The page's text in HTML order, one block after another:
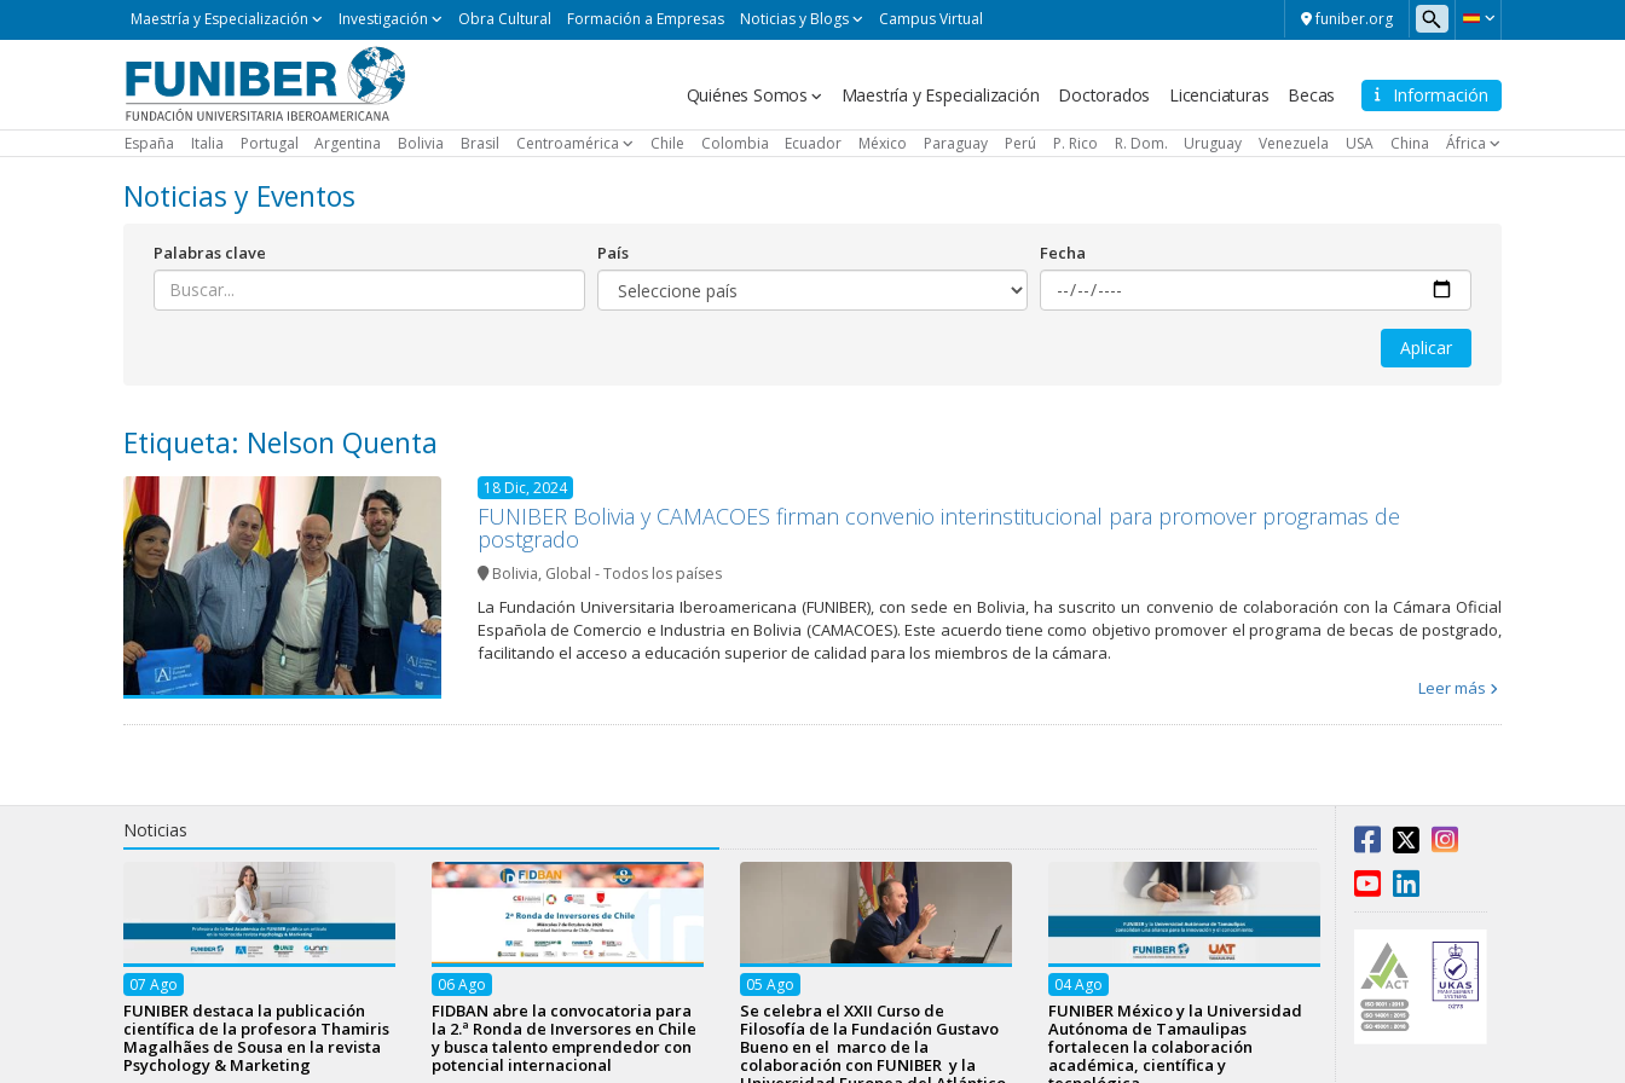
funiber.org
Maestría
Maestría y Especialización Investigación Obra Cultural Formación a Empresas Noticias y Blogs Campus Virtual
Información
Navegación
Quiénes Somos Maestría y Especialización Doctorados Licenciaturas Becas
España Italia Portugal Argentina Bolivia Brasil Centroamérica Chile Colombia Ecuador México Paraguay Perú P. Rico R. Dom. Uruguay Venezuela USA China África
Noticias y Eventos
Palabras clave País Fecha
Etiqueta: Nelson Quenta
18 Dic, 2024
FUNIBER Bolivia y CAMACOES firman convenio interinstitucional para promover programas de
postgrado
Bolivia, Global - Todos los países
La Fundación Universitaria Iberoamericana (FUNIBER), con sede en Bolivia, ha suscrito un convenio de colaboración con la Cámara Oficial
Española de Comercio e Industria en Bolivia (CAMACOES). Este acuerdo tiene como objetivo promover el programa de becas de postgrado,
facilitando el acceso a educación superior de calidad para los miembros de la cámara.
Leer más
Noticias
07 Ago
FUNIBER destaca la publicación
científica de la profesora Thamiris
Magalhães de Sousa en la revista
Psychology & Marketing
06Ago
FIDBAN abre la convocatoria para
la 2.ª Ronda de Inversores en Chile
y busca talento emprendedor con
potencial internacional
05 Ago
Se celebra el XXII Curso de
Filosofía de la Fundación Gustavo
Bueno en el marco de la
colaboración con FUNIBER y la
04Ago
FUNIBER México y la Universidad
Autónoma de Tamaulipas
fortalecen la colaboración
académica, científica y